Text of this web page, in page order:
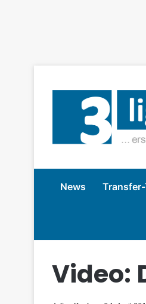
News
Video: